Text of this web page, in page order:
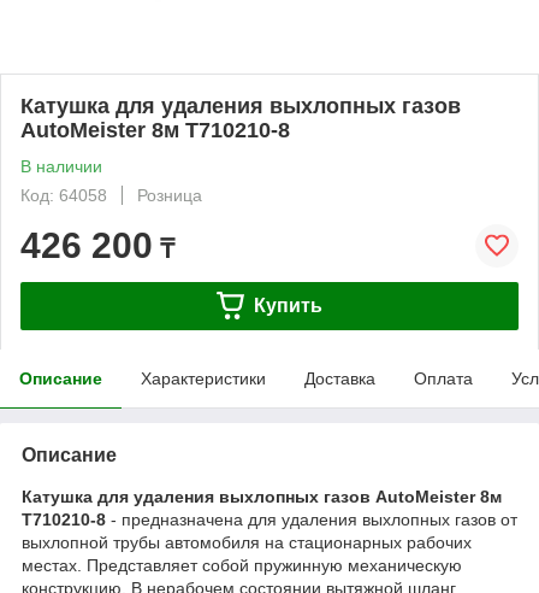
Катушка для удаления выхлопных газов
AutoMeister 8м T710210-8
В наличии
Код: 64058
Розница
426 200 ₸
Купить
Описание Характеристики Доставка Оплата
Описание
Катушка для удаления выхлопных газов AutoMeister 8м
T710210-8 - предназначена для удаления выхлопных газов от
выхлопной трубы автомобиля на стационарных рабочих
местах. Представляет собой пружинную механическую
конструкцию. В нерабочем состоянии вытяжной шланг